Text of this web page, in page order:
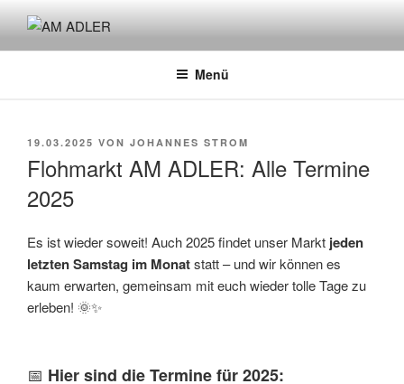
Inhalt
springenAM ADLER
Initiative für sozialen Stadtraum & Kommunikation
Menü
VERÖFFENTLICHT
19.03.2025 VON JOHANNES STROM
Flohmarkt AM ADLER: Alle Termine
2025
Es ist wieder soweit! Auch 2025 findet unser Markt jeden
letzten Samstag im Monatstatt – und wir können es
kaum erwarten, gemeinsam mit euch wieder tolle Tage zu
erleben! 🌞✨
📅 Hier sind die Termine für 2025: